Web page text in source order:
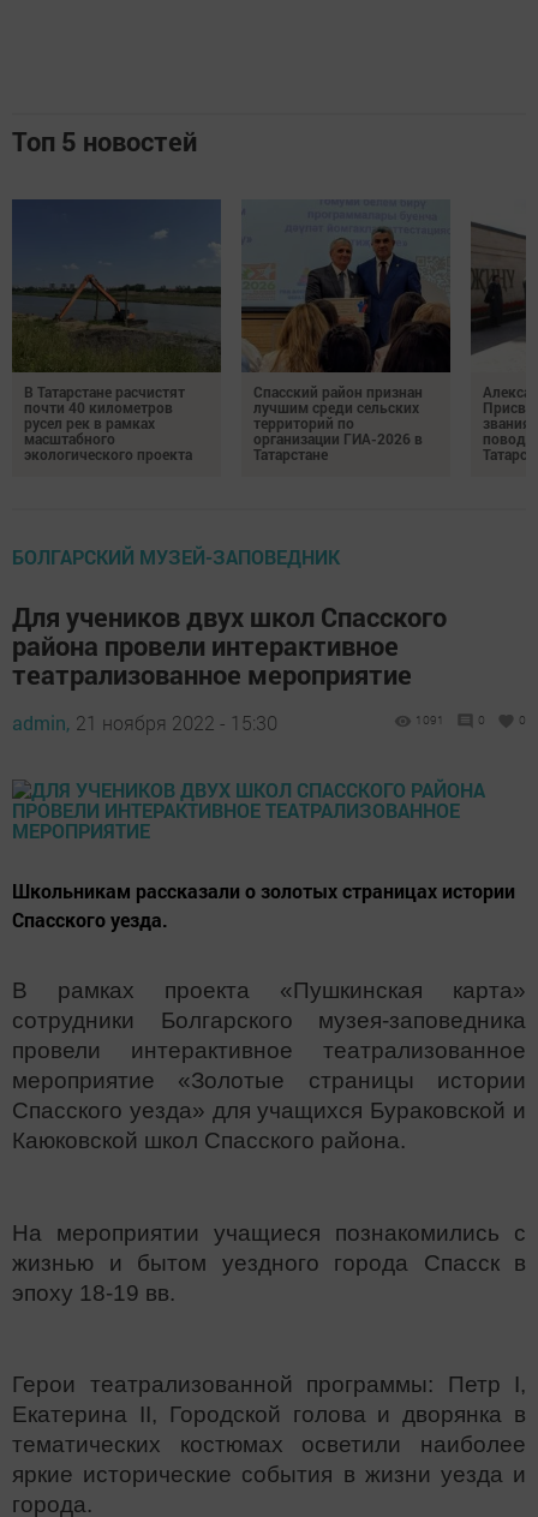
Топ 5 новостей
В Татарстане расчистят
почти 40 километров
русел рек в рамках
масштабного
экологического проекта
Спасский район признан
лучшим среди сельских
территорий по
организации ГИА-2026 в
Татарстане
звания
повод
БОЛГАРСКИЙ МУЗЕЙ-ЗАПОВЕДНИК
Для учеников двух школ Спасского
района провели интерактивное
театрализованное мероприятие
admin, 21 ноября 2022 - 15:30 1091 0 0
Школьникам рассказали о золотых страницах истории
Спасского уезда.
В рамках проекта «Пушкинская карта»
сотрудники Болгарского музея-заповедника
провели интерактивное театрализованное
мероприятие «Золотые страницы истории
Спасского уезда» для учащихся Бураковской и
Каюковской школ Спасского района.
На мероприятии учащиеся познакомились с
жизнью и бытом уездного города Спасск в
эпоху 18-19 вв.
Герои театрализованной программы: Петр I,
Екатерина II, Городской голова и дворянка в
тематических костюмах осветили наиболее
яркие исторические события в жизни уезда и
города.